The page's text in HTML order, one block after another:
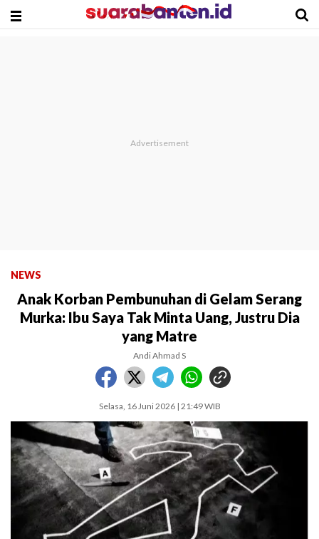
NEWS
Anak Korban Pembunuhan di Gelam Serang
Murka: Ibu Saya Tak Minta Uang, Justru Dia
yang Matre
Andi Ahmad S
Selasa, 16 Juni 2026 | 21:49 WIB